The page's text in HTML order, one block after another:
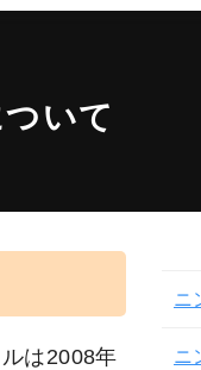
いて
は2008年
ニ
ニ